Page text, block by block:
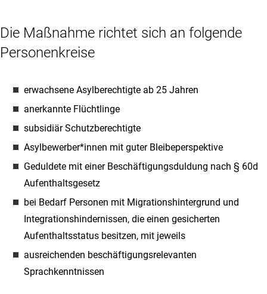
Die Maßnahme richtet sich an folgende
Personenkreise
erwachsene Asylberechtigte ab 25 Jahren
anerkannte Flüchtlinge
subsidiär Schutzberechtigte
Asylbewerber*innen mit guter Bleibeperspektive
Geduldete mit einer Beschäftigungsduldung nach § 60d
Aufenthaltsgesetz
bei Bedarf Personen mit Migrationshintergrund und
Integrationshindernissen, die einen gesicherten
Aufenthaltsstatus besitzen, mit jeweils
ausreichenden beschäftigungsrelevanten
Sprachkenntnissen